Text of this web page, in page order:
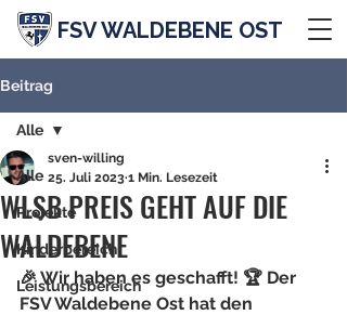
FSV WALDEBENE OST
Beitrag
Alle
Projekte
Kinderbereich
Leistungsbereich
Alle
WLSB PREIS GEHT AUF DIE
WALDEBENE
sven-willing
25. Juli 2023 1 Min. Lesezeit
🎉 Wir haben es geschafft! 🏆 Der
FSV Waldebene Ost hat den